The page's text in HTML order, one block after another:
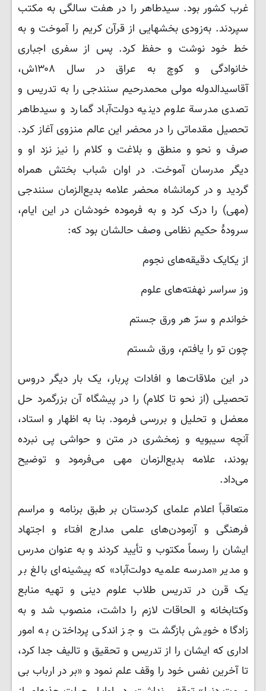
غرب کشور بود. سیدطاهر را در هفت سالگی به مکتب
سپردند. به‌زودی بخشهایی از قرآن کریم را آموخت و به
خط خود نوشت و حفظ کرد. پس از سفری اجباری
خانوادگی و کوچ به عراق در سال ۱۳۰۸ش،
آقاسیدالدوله مولی محمدرحیم سنندجی را به تدریس و
تصدی مدرسة علوم دینیه دولت‌آباد گمارد و سیدطاهر
تحصیل مقدماتی را در محضر این عالم منزوی آغاز کرد.
صرف و نحو و منطق و بلاغت و کلام را نیز نزد او و
دیگر مدرسان آموخت. در اوان شباب بختش همراه
گردید و در کرمانشاه محضر علامه بدیع‌الزمان سنندجی
(مهی) را درک کرد و به فرموده خودشان در این ایام،
سرودۀ حکیم نظامی وصف حالشان بود که:
از یکایک دقیقه‌های نجوم
وز سراسر نهفته‌های علوم
خواندم و سرّ هر ورق جستم
چون تو را یافتم، ورق شستم
در این ملاقات‌ها و افادات پربار، یک بار دیگر دروس
تحصیلی (از نحو تا کلام) را در پیشگاه آن بزرگمرد حل
معضل و تحلیل و بررسی فرمود. بنا به اظهار و استاد،
آنچه سیبویه و زمخشری در متن و حواشی پی نبرده
بودند، علامه بدیع‌الزمان مهی می‌فرمود و توضیح
می‌داد.
متعاقباً اعلام علمای کردستان بر طبق برنامه و مراسم
فرهنگی و آزمودن‌های علمی مدارج افتاء و اجتهاد
ایشان را رسماً مکتوب و تأیید کردند و به عنوان مدرس
و مدیر «مدرسه علمیه دولت‌آباد» که پیشینه‌ای بالغ بر
یک قرن در تدریس طلاب علوم دینی و تهیه منابع
وکتابخانه و الحاقات لازم را داشت، منصوب شد و به
زادگاه خویش بازگشت و جز اندکی پرداختن به امور
اداری که ایشان را از تدریس و تحقیق و تالیف جدا کرد،
تا آخرین نفس خود را وقف علم نمود و «بر در ارباب بی